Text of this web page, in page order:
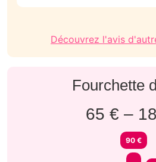
Découvrez l'avis
Fourchette
65 € –
90 €